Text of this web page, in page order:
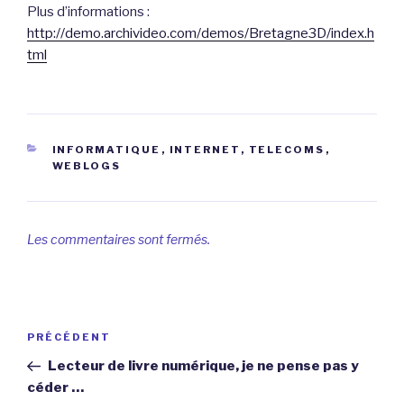
Plus d’informations :
http://demo.archivideo.com/demos/Bretagne3D/index.h
tml
CATÉGORIES
INFORMATIQUE , INTERNET , TELECOMS ,
WEBLOGS
Les commentaires sont fermés.
Navigation
l’article
Article
précédent
PRÉCÉDENT
Lecteur de livre numérique, je ne pense pas y
céder …